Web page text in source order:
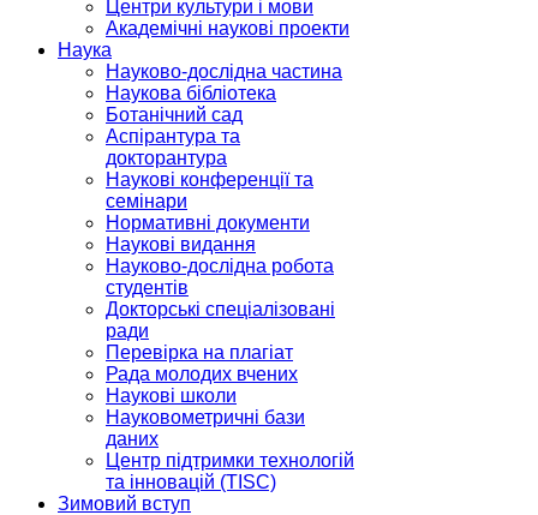
Центри культури і мови
Академічні наукові проекти
Наука
Науково-дослідна частина
Наукова бібліотека
Ботанічний сад
Аспірантура та
докторантура
Наукові конференції та
семінари
Нормативні документи
Наукові видання
Науково-дослідна робота
студентів
Докторські спеціалізовані
ради
Перевірка на плагіат
Рада молодих вчених
Наукові школи
Науковометричні бази
даних
Центр підтримки технологій
та інновацій (TISC)
Зимовий вступ